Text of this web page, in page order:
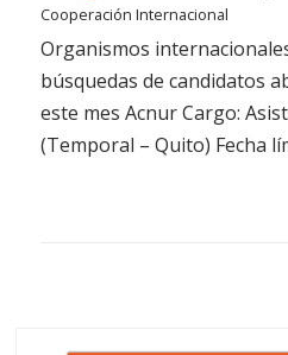
Cooperación Internacional
Organismos
búsquedas de candidatos
este mes Acnur Cargo:
(Temporal – Quito) Fecha